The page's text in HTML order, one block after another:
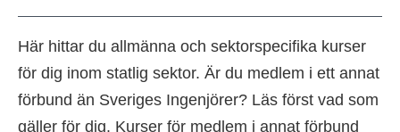
Här hittar du allmänna och sektorspecifika kurser
för dig inom statlig sektor. Är du medlem i ett annat
förbund än Sveriges Ingenjörer? Läs först vad som
gäller för dig. Kurser för medlem i annat förbund